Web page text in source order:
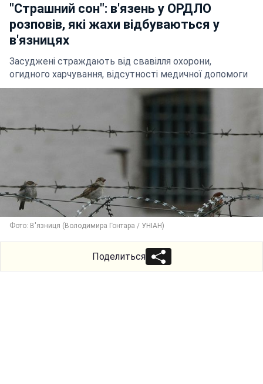
"Страшний сон": в'язень у ОРДЛО
розповів, які жахи відбуваються у
в'язницях
Засуджені страждають від свавілля охорони,
огидного харчування, відсутності медичної допомоги
Фото: В'язниця (Володимира Гонтара / УНІАН)
Поделиться